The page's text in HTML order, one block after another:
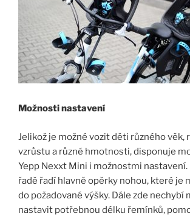
Možnosti nastavení
Jelikož je možné vozit děti různého věk,
vzrůstu a různé hmotnosti, disponuje
Yepp Nexxt Mini i možnostmi nastavení.
řadě řadí hlavně opěrky nohou, které je
do požadované výšky. Dále zde nechybí
nastavit potřebnou délku řemínků,